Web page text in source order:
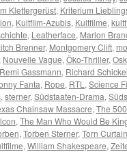
Klettergerüst, Kriterium
, Kultfilm-Azubis, Kultfilme,
, Leatherface, Marlon
Brenner, Montgomery Clift,
Nouvelle Vague, Öko-Thriller,
Remi Gassmann, Richard Schickel
Fanta, Rope, RTL , Science
, sterner, Südstaaten-Drama,
Chainsaw Massacre, The
, The Man Who Would Be
, Torben Sterner, Torn Curtain
, William Shakespeare,